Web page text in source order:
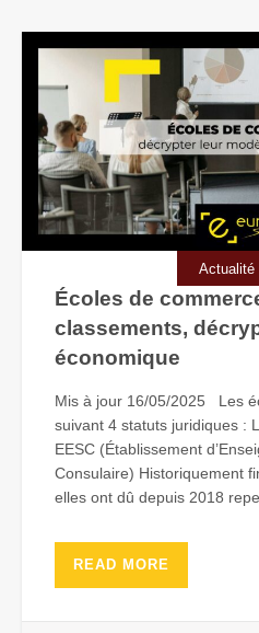
Actualité
Écoles de
classements,
économique
Mis à jour 16/05/2025 Les
suivant 4 statuts juridiques :
EESC (Établissement
Consulaire) Historiquement
elles ont dû depuis 2018
READ MORE